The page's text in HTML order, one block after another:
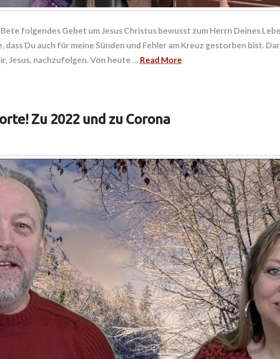
folgendes Gebet um Jesus Christus bewusst zum Herrn Deines
dass Du auch für meine Sünden und Fehler am Kreuz gestorben bist.
Jesus, nachzufolgen. Von heute …Read More
Zu 2022 und zu Corona